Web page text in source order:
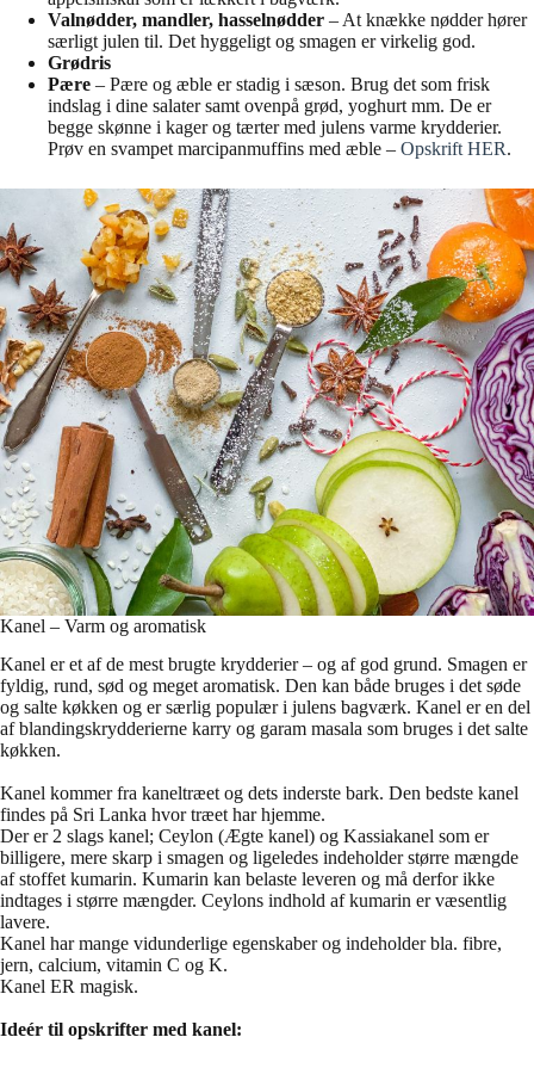
Valnødder, mandler, hasselnødder – At knække nødder hører
særligt julen til. Det hyggeligt og smagen er virkelig god.
Grødris
Pære – Pære og æble er stadig i sæson. Brug det som frisk
indslag i dine salater samt ovenpå grød, yoghurt mm. De er
begge skønne i kager og tærter med julens varme krydderier.
Prøv en svampet marcipanmuffins med æble – Opskrift HER.
Kanel – Varm og aromatisk
Kanel er et af de mest brugte krydderier – og af god grund. Smagen er
fyldig, rund, sød og meget aromatisk. Den kan både bruges i det søde
og salte køkken og er særlig populær i julens bagværk. Kanel er en del
af blandingskrydderierne karry og garam masala som bruges i det salte
køkken.
Kanel kommer fra kaneltræet og dets inderste bark. Den bedste kanel
findes på Sri Lanka hvor træet har hjemme.
Der er 2 slags kanel; Ceylon (Ægte kanel) og Kassiakanel som er
billigere, mere skarp i smagen og ligeledes indeholder større mængde
af stoffet kumarin. Kumarin kan belaste leveren og må derfor ikke
indtages i større mængder. Ceylons indhold af kumarin er væsentlig
lavere.
Kanel har mange vidunderlige egenskaber og indeholder bla. fibre,
jern, calcium, vitamin C og K.
Kanel ER magisk.
Ideér til opskrifter med kanel: